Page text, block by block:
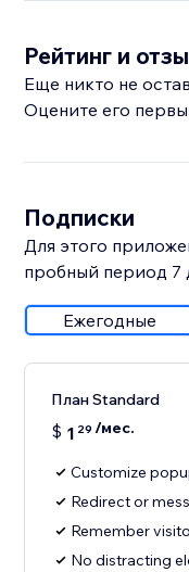
Рейтинг и
Еще никто не
Оцените его
Подписки
Для этого
пробный период 7
Ежегодные
План Standard
$ 1 29 /мес.
Customize
Redirect or
Remember
No distracting